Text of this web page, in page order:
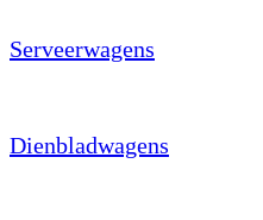
Serveerwagens
Dienbladwagens